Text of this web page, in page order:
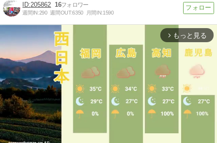
205862 16
週間IN:290 週間OUT:6350 月間IN:1590
arrow_forward_ios もっと見る